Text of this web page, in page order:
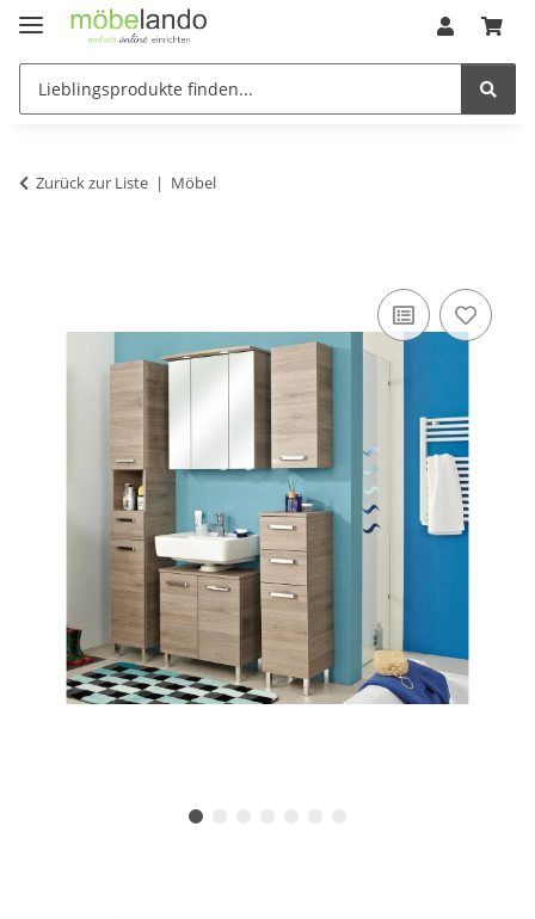
Zurück zur Liste Möbel